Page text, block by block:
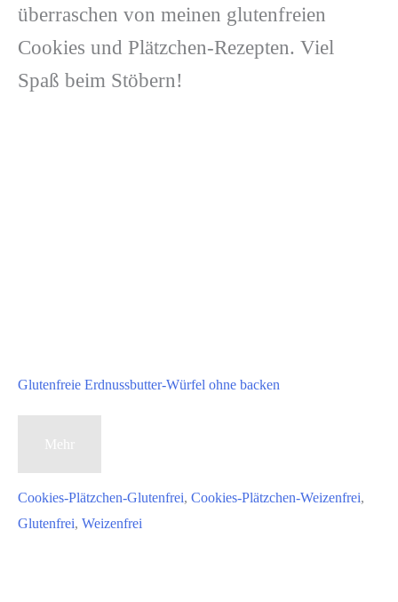
überraschen von meinen glutenfreien
Cookies und Plätzchen-Rezepten. Viel
Spaß beim Stöbern!
Glutenfreie Erdnussbutter-Würfel ohne backen
Glutenfreie
Erdnussbutter-
Würfel
ohne
Mehr
Cookies-Plätzchen-Glutenfrei, Cookies-Plätzchen-Weizenfrei,
Glutenfrei, Weizenfrei